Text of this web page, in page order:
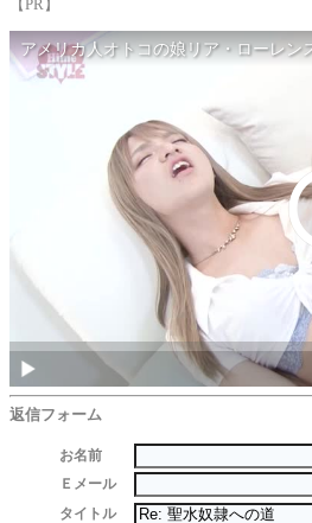
【PR】
返信フォーム
お名前
Ｅメール
タイトル